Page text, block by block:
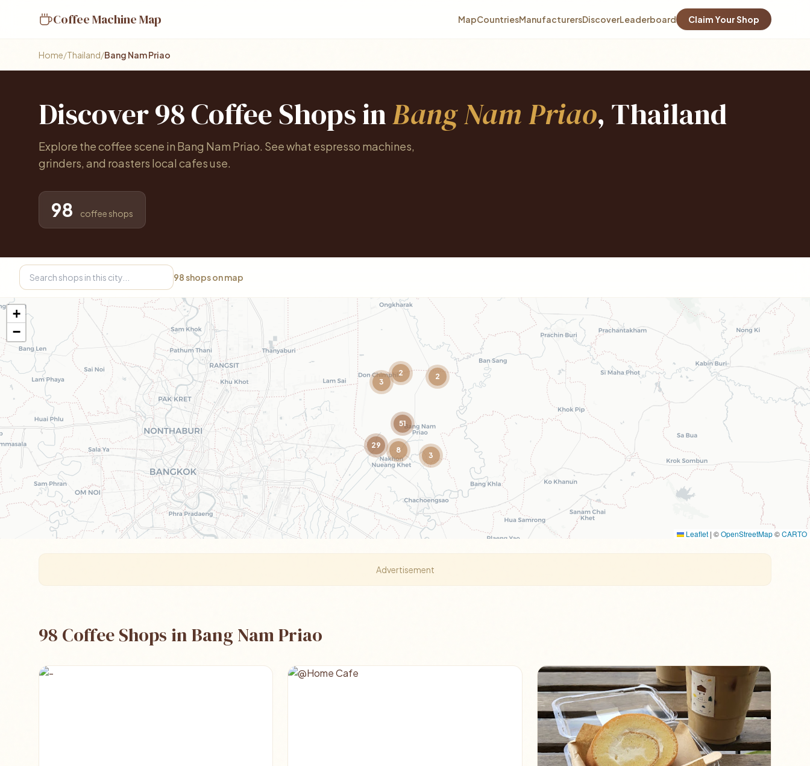
Coffee Machine Map MapCountriesManufacturersDiscoverLeaderboard Claim Your Shop
Home/Thailand/Bang Nam Priao
Discover 98 Coffee Shops inBang Nam Priao, Thailand
Explore the coffee scene in Bang Nam Priao. See what espresso machines,
grinders, and roasters local cafes use.
98 coffee shops
98 shops on map
2
2
3
29
51
8
3
+
−
Leaflet | ©OpenStreetMap©CARTO
Advertisement
98 Coffee Shops in Bang Nam Priao